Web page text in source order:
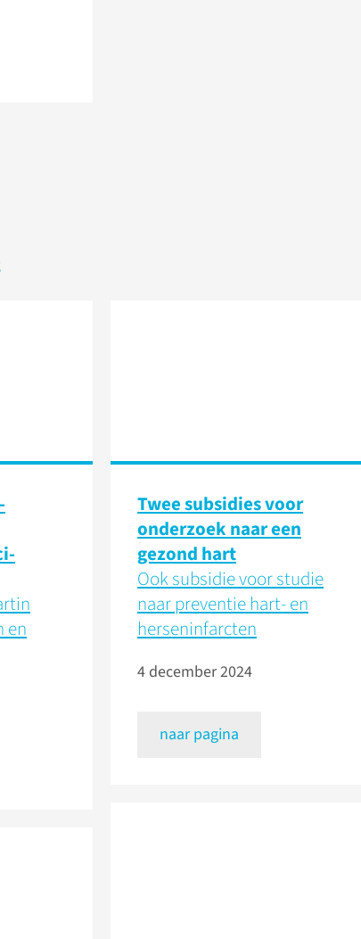
en
Twee subsidies voor
onderzoek naar een
gezond hart
Ook subsidie voor studie
naar preventie hart- en
herseninfarcten
4 december 2024
naar pagina